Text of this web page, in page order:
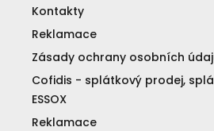
Kontakty
Reklamace
Zásady ochrany osobních
Cofidis - splátkový prodej,
ESSOX
Reklamace